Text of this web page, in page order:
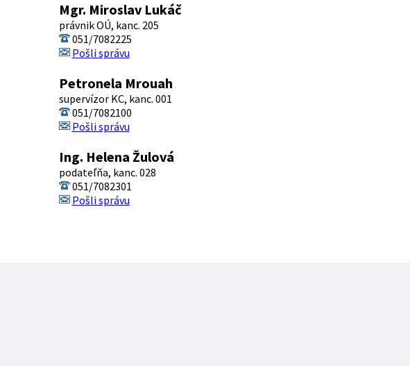
Mgr. Miroslav Lukáč
právnik OÚ, kanc. 205
051/7082225
Pošli správu
Petronela Mrouah
supervízor KC, kanc. 001
051/7082100
Pošli správu
Ing. Helena Žulová
podateľňa, kanc. 028
051/7082301
Pošli správu